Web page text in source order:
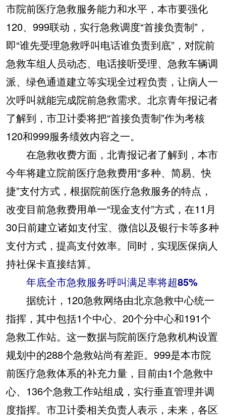
市院前医疗急救服务能力和水平，本市要强化
120、999联动，实行急救调度“首接负责制”，
即“谁先受理急救呼叫电话谁负责到底”，对院前
急救车组人员动态、电话接听受理、急救车辆调
派、绿色通道建立等实现全过程负责，让病人一
次呼叫就能完成院前急救需求。北京青年报记者
了解到，市卫计委将把“首接负责制”作为考核
120和999服务绩效内容之一。
在急救收费方面，北青报记者了解到，本市
今年将建立院前医疗急救费用“多种、简易、快
捷”支付方式，根据院前医疗急救服务的特点，
改变目前急救费用单一“现金支付”方式，在11月
30日前建立诸如支付宝、微信以及银行卡等多种
支付方式，提高支付效率。同时，实现医保病人
持社保卡直接结算。
年底全市急救服务呼叫满足率将超85%
据统计，120急救网络由北京急救中心统一
指挥，其中包括1个中心、20个分中心和191个
急救工作站。这一数据与院前医疗急救机构设置
规划中的288个急救站尚有差距。999是本市院
前医疗急救体系的补充力量，目前由1个急救中
心、136个急救工作站组成，实行垂直管理并调
度指挥。市卫计委相关负责人表示，未来，各区